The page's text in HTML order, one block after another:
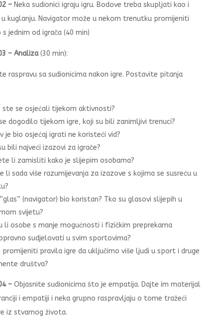
– Neka sudionici igraju igru. Bodove treba skupljati kao i
kuglanju. Navigator može u nekom trenutku promijeniti
jednim od igrača (40 min)
– Analiza(30 min):
raspravu sa sudionicima nakon igre. Postavite pitanja
ste se osjećali tijekom aktivnosti?
dogodilo tijekom igre, koji su bili zanimljivi trenuci?
je bio osjećaj igrati ne koristeći vid?
bili najveći izazovi za igrače?
li zamisliti kako je slijepim osobama?
li sada više razumijevanja za izazove s kojima se susreću u
(navigator) bio koristan? Tko su glasovi slijepih u
svijetu?
li osobe s manje mogućnosti i fizičkim preprekama
sudjelovati u svim sportovima?
promijeniti pravila igre da uključimo više ljudi u sport i druge
društva?
– Objasnite sudionicima što je empatija. Dajte im materijal
i empatiji i neka grupno raspravljaju o tome tražeći
iz stvarnog života.